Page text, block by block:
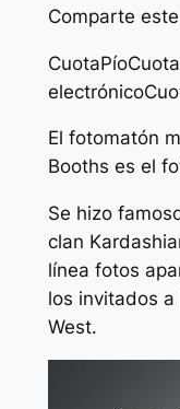
Comparte
CuotaPíoCuota
electrónico
El fotomatón
Booths es el
Se hizo
clan
línea fotos
los invitados
West.